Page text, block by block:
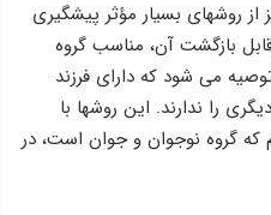
از روشهای بسیار مؤثر پیشگیری
بازگشت آن، مناسب گروه
می شود که دارای فرزند
را ندارند. این روشها با
گروه نوجوان و جوان است، در